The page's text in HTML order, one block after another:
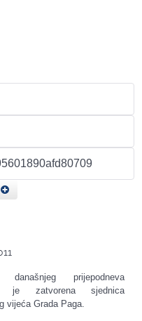
današnjeg prijepodneva
je zatvorena sjednica
vijeća Grada Paga.